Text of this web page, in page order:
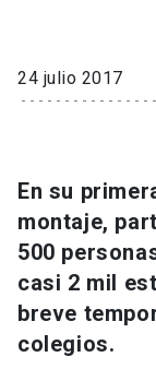
Información para
Futuros
Estudiantes
Go to english site
ACCESOS
24 julio 2017
En su
montaje,
500
casi 2 mil
breve
colegios.